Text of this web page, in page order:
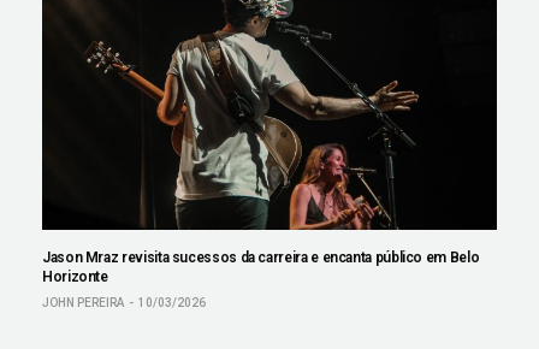
Jason Mraz revisita sucessos da carreira e encanta público em Belo
Horizonte
JOHN PEREIRA 10/03/2026